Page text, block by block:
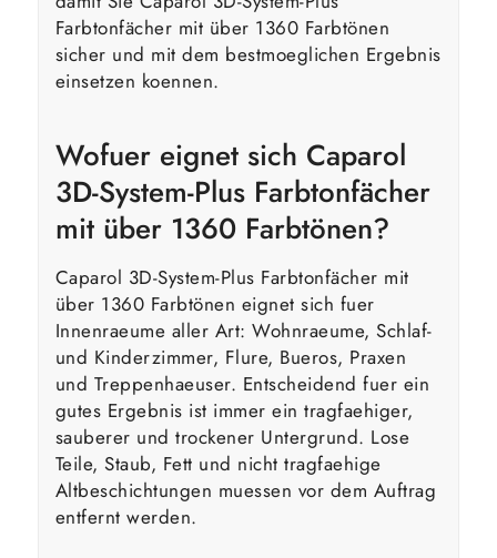
Farbtonfächer mit über 1360 Farbtönen
sicher und mit dem bestmoeglichen Ergebnis
einsetzen koennen.
Wofuer eignet sich Caparol
3D-System-Plus Farbtonfächer
mit über 1360 Farbtönen?
Caparol 3D-System-Plus Farbtonfächer mit
über 1360 Farbtönen eignet sich fuer
Innenraeume aller Art: Wohnraeume, Schlaf-
und Kinderzimmer, Flure, Bueros, Praxen
und Treppenhaeuser. Entscheidend fuer ein
gutes Ergebnis ist immer ein tragfaehiger,
sauberer und trockener Untergrund. Lose
Teile, Staub, Fett und nicht tragfaehige
Altbeschichtungen muessen vor dem Auftrag
entfernt werden.